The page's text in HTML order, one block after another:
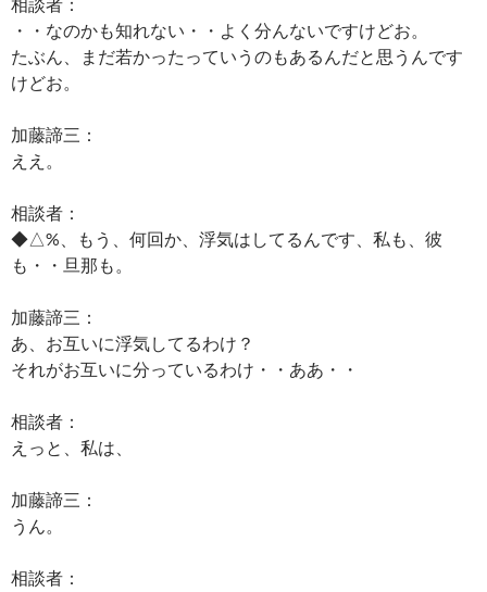
・・なのかも知れない・・よく分んないですけどお。
たぶん、まだ若かったっていうのもあるんだと思うんです
けどお。
加藤諦三：
ええ。
相談者：
◆△%、もう、何回か、浮気はしてるんです、私も、彼
も・・旦那も。
加藤諦三：
あ、お互いに浮気してるわけ？
それがお互いに分っているわけ・・ああ・・
相談者：
えっと、私は、
加藤諦三：
うん。
相談者：